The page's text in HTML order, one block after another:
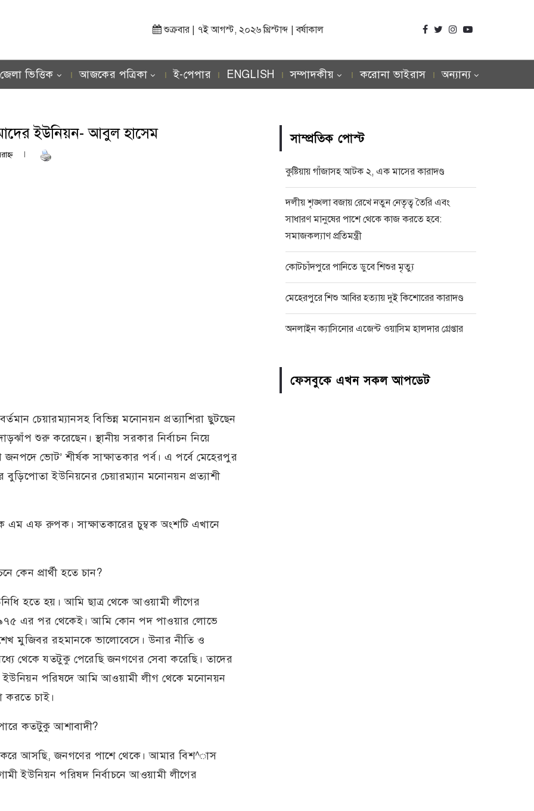
শুক্রবার | ৭ই আগস্ট, ২০২৬ খ্রিস্টাব্দ | বর্ষাকাল
জেলা ভিত্তিক আজকের পত্রিকা ই-পেপার ENGLISH সম্পাদকীয় করোনা ভাইরাস অন্যান্য
ইউনিয়ন- আবুল হাসেম
চেয়ারম্যানসহ বিভিন্ন মনোনয়ন প্রত্যাশিরা ছুটছেন
শুরু করেছেন। স্থানীয় সরকার নির্বাচন নিয়ে
ভোট’ শীর্ষক সাক্ষাতকার পর্ব। এ পর্বে মেহেরপুর
ইউনিয়নের চেয়ারম্যান মনোনয়ন প্রত্যাশী
এম এফ রুপক। সাক্ষাতকারের চুম্বক অংশটি এখানে
কেন প্রার্থী হতে চান?
হতে হয়। আমি ছাত্র থেকে আওয়ামী লীগের
এর পর থেকেই। আমি কোন পদ পাওয়ার লোভে
মুজিবর রহমানকে ভালোবেসে। উনার নীতি ও
থেকে যতটুকু পেরেছি জনগণের সেবা করেছি। তাদের
ইউনিয়ন পরিষদে আমি আওয়ামী লীগ থেকে মনোনয়ন
করতে চাই।
কতটুকু আশাবাদী?
আসছি, জনগণের পাশে থেকে। আমার বিশ^াস
ইউনিয়ন পরিষদ নির্বাচনে আওয়ামী লীগের
সাম্প্রতিক পোস্ট
কুষ্টিয়ায় গাঁজাসহ আটক ২, এক মাসের কারাদণ্ড
দলীয় শৃঙ্খলা বজায় রেখে নতুন নেতৃত্ব তৈরি এবং
সাধারণ মানুষের পাশে থেকে কাজ করতে হবে:
সমাজকল্যাণ প্রতিমন্ত্রী
কোটচাঁদপুরে পানিতে ডুবে শিশুর মৃত্যু
মেহেরপুরে শিশু আবির হত্যায় দুই কিশোরের কারাদণ্ড
অনলাইন ক্যাসিনোর এজেন্ট ওয়াসিম হালদার গ্রেপ্তার
ফেসবুকে এখন সকল আপডেট